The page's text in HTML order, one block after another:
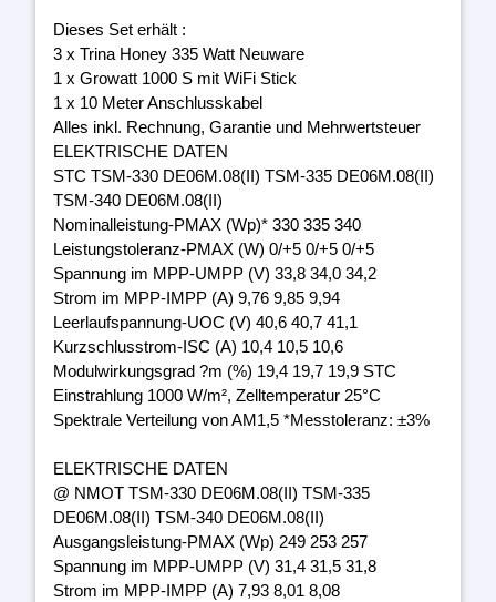
Dieses Set erhält :
3 x Trina Honey 335 Watt Neuware
1 x Growatt 1000 S mit WiFi Stick
1 x 10 Meter Anschlusskabel
Alles inkl. Rechnung, Garantie und Mehrwertsteuer
ELEKTRISCHE DATEN
STC TSM-330 DE06M.08(II) TSM-335 DE06M.08(II)
TSM-340 DE06M.08(II)
Nominalleistung-PMAX (Wp)* 330 335 340
Leistungstoleranz-PMAX (W) 0/+5 0/+5 0/+5
Spannung im MPP-UMPP (V) 33,8 34,0 34,2
Strom im MPP-IMPP (A) 9,76 9,85 9,94
Leerlaufspannung-UOC (V) 40,6 40,7 41,1
Kurzschlusstrom-ISC (A) 10,4 10,5 10,6
Modulwirkungsgrad ?m (%) 19,4 19,7 19,9 STC
Einstrahlung 1000 W/m², Zelltemperatur 25°C
Spektrale Verteilung von AM1,5 *Messtoleranz: ±3%
ELEKTRISCHE DATEN
@ NMOT TSM-330 DE06M.08(II) TSM-335
DE06M.08(II) TSM-340 DE06M.08(II)
Ausgangsleistung-PMAX (Wp) 249 253 257
Spannung im MPP-UMPP (V) 31,4 31,5 31,8
Strom im MPP-IMPP (A) 7,93 8,01 8,08